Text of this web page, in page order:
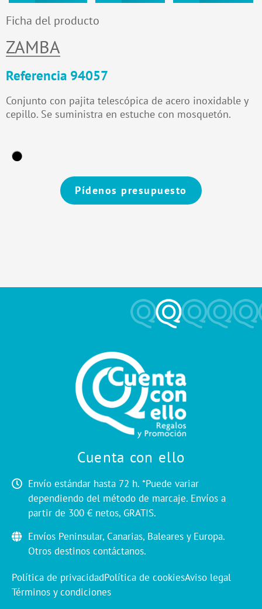
Ficha del producto
ZAMBA
Referencia 94057
Conjunto con pajita telescópica de acero inoxidable y
cepillo. Se suministra en estuche con mosquetón.
Pídenos presupuesto
Cuenta con ello
Envío estándar hasta 72 h. *Puede variar
dependiendo del método de marcaje. Envíos a
partir de 300 € netos, GRATIS.
Envíos Peninsular, Canarias, Baleares y Europa.
Otros destinos contáctanos.
Política de privacidadPolítica de cookiesAviso legal
Términos y condiciones